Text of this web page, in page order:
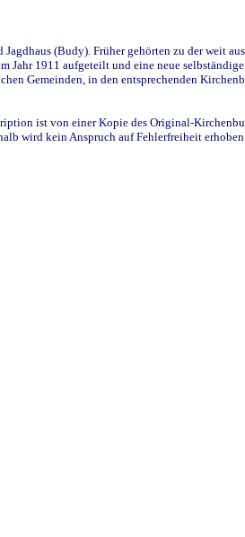
(Budy). Früher gehörten zu der weit
1911 aufgeteilt und eine neue
Gemeinden, in den entsprechenden
ist von einer Kopie des Original-
wird kein Anspruch auf Fehlerfreiheit erhoben.